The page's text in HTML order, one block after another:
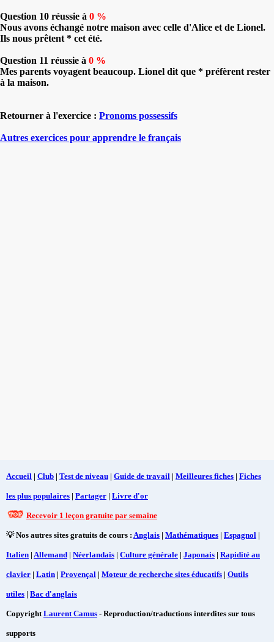
Question 10 réussie à 0 %
Nous avons échangé notre maison avec celle d'Alice et de Lionel.
Ils nous prêtent * cet été.
Question 11 réussie à 0 %
Mes parents voyagent beaucoup. Lionel dit que * préfèrent rester
à la maison.
Retourner à l'exercice : Pronoms possessifs
Autres exercices pour apprendre le français
Accueil | Club | Test de niveau | Guide de travail | Meilleures fiches | Fiches
les plus populaires | Partager | Livre d'or
Recevoir 1 leçon gratuite par semaine
💡 Nos autres sites gratuits de cours : Anglais | Mathématiques | Espagnol |
Italien | Allemand | Néerlandais | Culture générale | Japonais | Rapidité au
clavier | Latin | Provençal | Moteur de recherche sites éducatifs | Outils
utiles | Bac d'anglais
CopyrightLaurent Camus - Reproduction/traductions interdites sur tous
supports